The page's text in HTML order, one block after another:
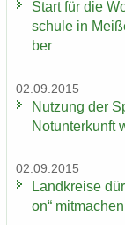
Start für die
schu­le in
ber
02.09.2015
Nut­zung der
Notunterkunft
02.09.2015
Land­krei­se
on“ mit­ma­chen